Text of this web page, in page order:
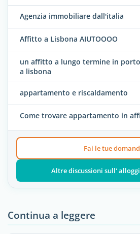
Agenzia immobiliare dall'italia
Affitto a Lisbona AIUTOOOO
un affitto a lungo termine in
a lisbona
appartamento e riscaldamento
Come trovare appartamento in
Fai le tue
Altre discussioni sull'
Continua a leggere